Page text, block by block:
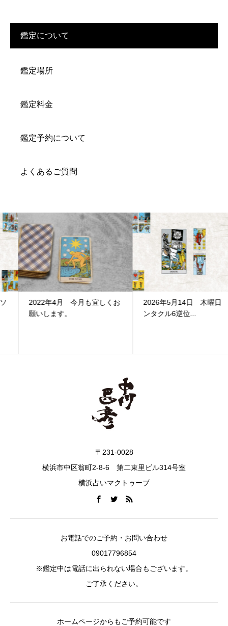
鑑定について
鑑定場所
鑑定料金
鑑定予約について
よくあるご質問
2022年4月 今月も宜しくお
願いします。
2026年5月14日 木曜日 ペ
ンタクル6逆位...
〒231-0028
横浜市中区翁町2-8-6 第二東里ビル314号室
横浜占いマクトゥーブ
お電話でのご予約・お問い合わせ
09017796854
※鑑定中は電話に出られない場合もございます。
ご了承ください。
ホームページからもご予約可能です